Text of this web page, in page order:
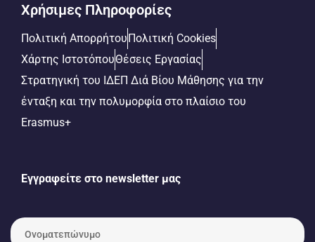
Χρήσιμες Πληροφορίες
Πολιτική ΑπορρήτουΠολιτική Cookies
Χάρτης ΙστοτόπουΘέσεις Εργασίας
Στρατηγική του ΙΔΕΠ Διά Βίου Μάθησης για την
ένταξη και την πολυμορφία στο πλαίσιο του
Erasmus+
Εγγραφείτε στο newsletter μας
Ο
ν